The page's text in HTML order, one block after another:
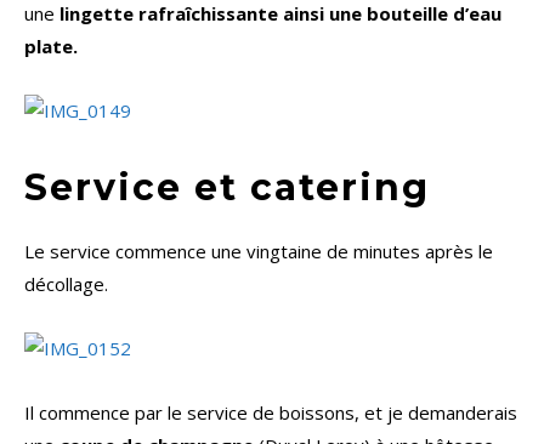
une lingette rafraîchissante ainsi une bouteille d’eau
plate.
Service et catering
Le service commence une vingtaine de minutes après le
décollage.
Il commence par le service de boissons, et je demanderais